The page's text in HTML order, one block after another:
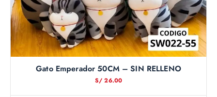
Gato Emperador 50CM – SIN RELLENO
S/ 26.00